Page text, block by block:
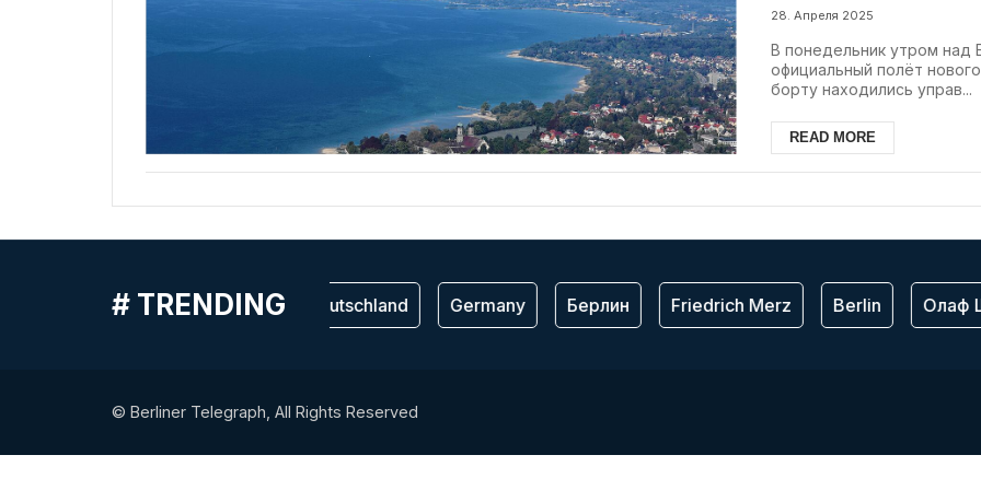
28. Апреля 2025
В понедельник утром над
официальный полёт
борту находились управ...
READ MORE
# TRENDING
Германия Deutschland Germany Берлин Friedrich Merz Berlin Олаф
© Berliner Telegraph, All Rights Reserved